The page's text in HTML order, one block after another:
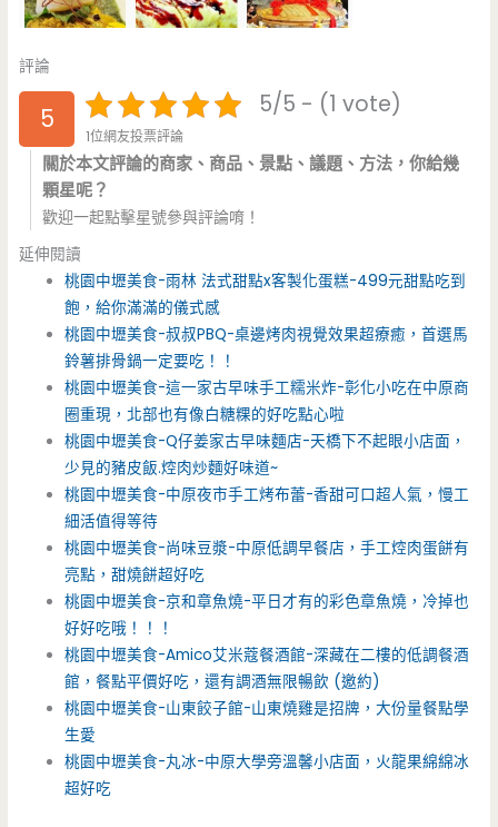
評論
5 5/5 - (1 vote)
1位網友投票評論
關於本文評論的商家、商品、景點、議題、方法，你給幾
顆星呢？
歡迎一起點擊星號參與評論唷！
延伸閱讀
桃園中壢美食-雨林 法式甜點x客製化蛋糕-499元甜點吃到
飽，給你滿滿的儀式感
桃園中壢美食-叔叔PBQ-桌邊烤肉視覺效果超療癒，首選馬
鈴薯排骨鍋一定要吃！！
桃園中壢美食-這一家古早味手工糯米炸-彰化小吃在中原商
圈重現，北部也有像白糖粿的好吃點心啦
桃園中壢美食-Q仔姜家古早味麵店-天橋下不起眼小店面，
少見的豬皮飯.焢肉炒麵好味道~
桃園中壢美食-中原夜市手工烤布蕾-香甜可口超人氣，慢工
細活值得等待
桃園中壢美食-尚味豆漿-中原低調早餐店，手工焢肉蛋餅有
亮點，甜燒餅超好吃
桃園中壢美食-京和章魚燒-平日才有的彩色章魚燒，冷掉也
好好吃哦！！！
桃園中壢美食-Amico艾米蔻餐酒館-深藏在二樓的低調餐酒
館，餐點平價好吃，還有調酒無限暢飲 (邀約)
桃園中壢美食-山東餃子館-山東燒雞是招牌，大份量餐點學
生愛
桃園中壢美食-丸冰-中原大學旁溫馨小店面，火龍果綿綿冰
超好吃